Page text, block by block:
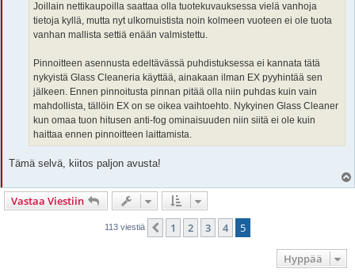
Joillain nettikaupoilla saattaa olla tuotekuvauksessa vielä vanhoja
tietoja kyllä, mutta nyt ulkomuistista noin kolmeen vuoteen ei ole tuota
vanhan mallista settiä enään valmistettu.
Pinnoitteen asennusta edeltävässä puhdistuksessa ei kannata tätä
nykyistä Glass Cleaneria käyttää, ainakaan ilman EX pyyhintää sen
jälkeen. Ennen pinnoitusta pinnan pitää olla niin puhdas kuin vain
mahdollista, tällöin EX on se oikea vaihtoehto. Nykyinen Glass Cleaner
kun omaa tuon hitusen anti-fog ominaisuuden niin siitä ei ole kuin
haittaa ennen pinnoitteen laittamista.
Tämä selvä, kiitos paljon avusta!
l
Vastaa Viestiin
113 viestiä Edellinen
1 2 3 4 5
Hyppää